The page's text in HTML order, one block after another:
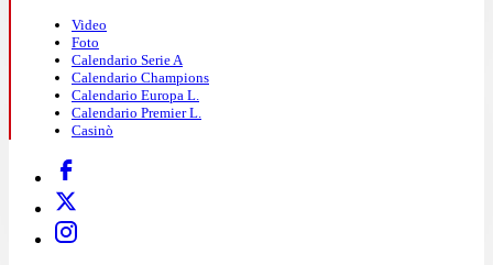
Video
Foto
Calendario Serie A
Calendario Champions
Calendario Europa L.
Calendario Premier L.
Casinò